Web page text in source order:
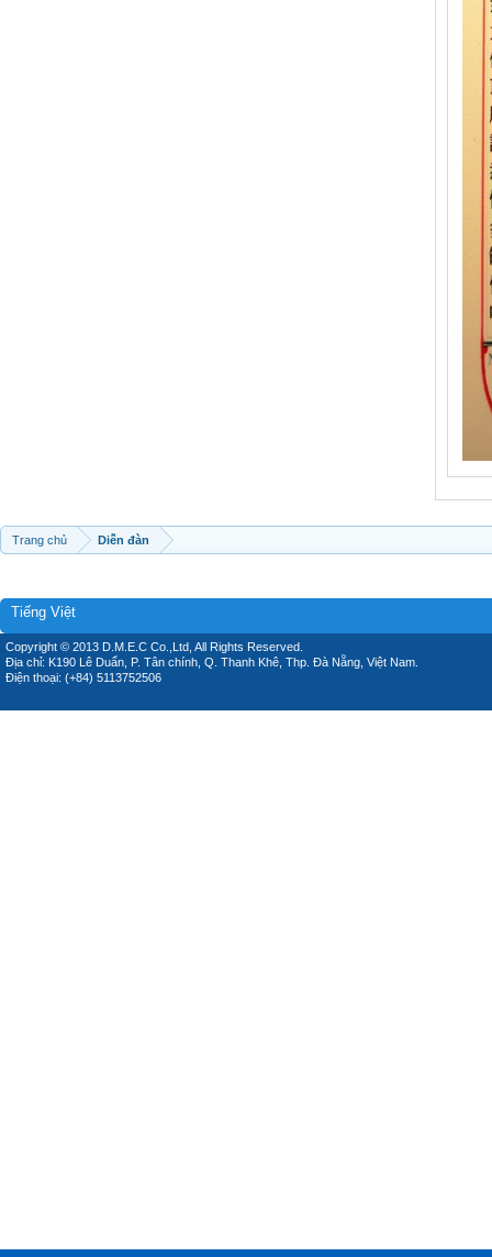
Trang chủ Diễn đàn
Tiếng Việt
Copyright © 2013 D.M.E.C Co.,Ltd, All Rights Reserved.
Địa chỉ: K190 Lê Duẩn, P. Tân chính, Q. Thanh Khê, Thp. Đà Nẵng, Việt Nam.
Điện thoại: (+84) 5113752506